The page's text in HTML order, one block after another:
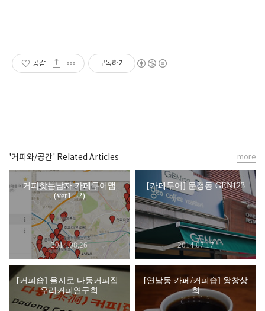
공감 구독하기
'커피와/공간' Related Articles
커피찾는남자 카페투어맵
(ver1.52)
2014.08.26
[카페투어] 문정동 GEN123
2014.07.17
[커피숍] 을지로 다동커피집_
우리커피연구회
[연남동 카페/커피숍] 왕창상
회
more